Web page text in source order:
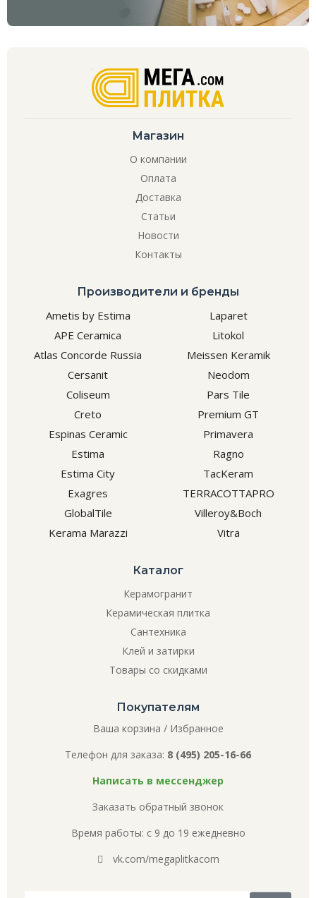
Магазин
О компании
Оплата
Доставка
Статьи
Новости
Контакты
Производители и бренды
Ametis by Estima
APE Ceramica
Atlas Concorde Russia
Cersanit
Coliseum
Creto
Espinas Ceramic
Estima
Estima City
Exagres
GlobalTile
Kerama Marazzi
Laparet
Litokol
Meissen Keramik
Neodom
Pars Tile
Premium GT
Primavera
Ragno
TacKeram
TERRACOTTAPRO
Villeroy&Boch
Vitra
Каталог
Керамогранит
Керамическая плитка
Сантехника
Клей и затирки
Товары со скидками
Покупателям
Ваша корзина / Избранное
Телефон для заказа: 8 (495) 205-16-66
Написать в мессенджер
Заказать обратный звонок
Время работы: с 9 до 19 ежедневно
vk.com/megaplitkacom